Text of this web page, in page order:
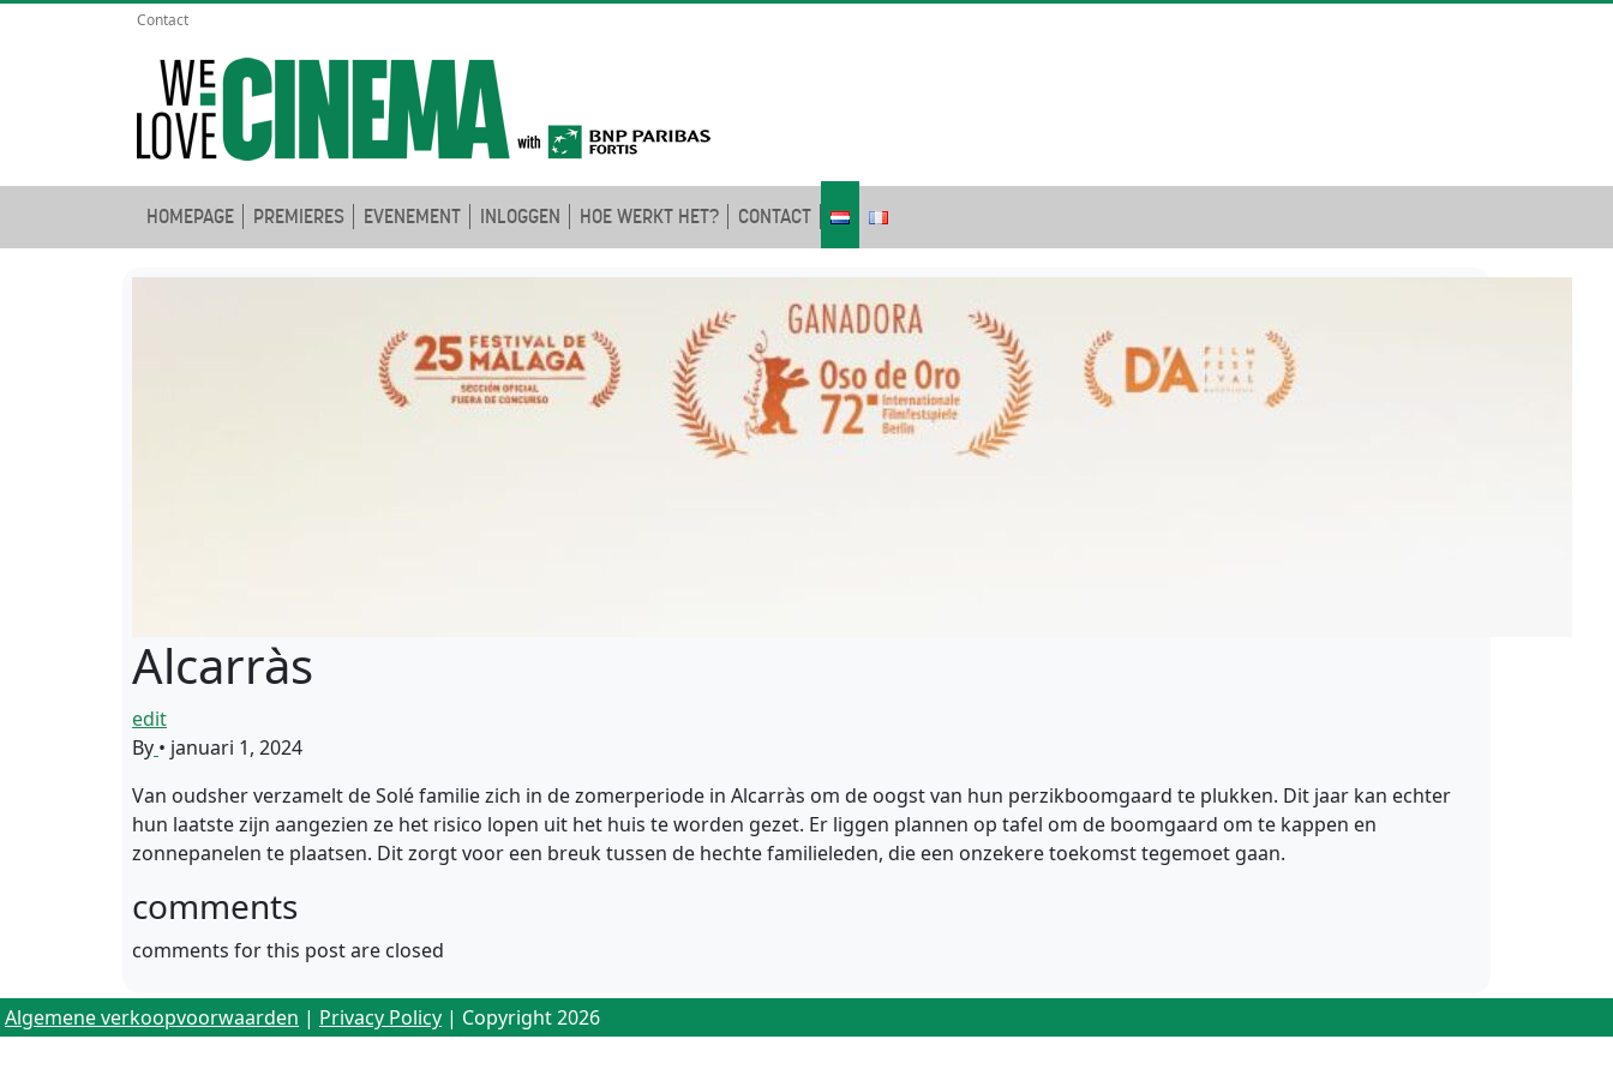
Contact
HOMEPAGE PREMIERES EVENEMENT INLOGGEN HOE WERKT HET? CONTACT
Alcarràs
edit
By • januari 1, 2024
Van oudsher verzamelt de Solé familie zich in de zomerperiode in Alcarràs om de oogst van hun perzikboomgaard te plukken. Dit jaar kan echter
hun laatste zijn aangezien ze het risico lopen uit het huis te worden gezet. Er liggen plannen op tafel om de boomgaard om te kappen en
zonnepanelen te plaatsen. Dit zorgt voor een breuk tussen de hechte familieleden, die een onzekere toekomst tegemoet gaan.
comments
comments for this post are closed
Algemene verkoopvoorwaarden | Privacy Policy | Copyright 2026